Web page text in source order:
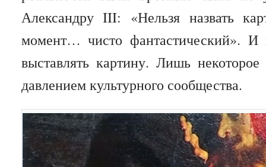
Александру III: «Нельзя назвать
момент… чисто фантастический». И
выставлять картину. Лишь
давлением культурного сообщества.